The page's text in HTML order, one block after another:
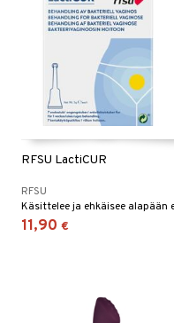
RFSU LactiCUR
RFSU
11,90 €